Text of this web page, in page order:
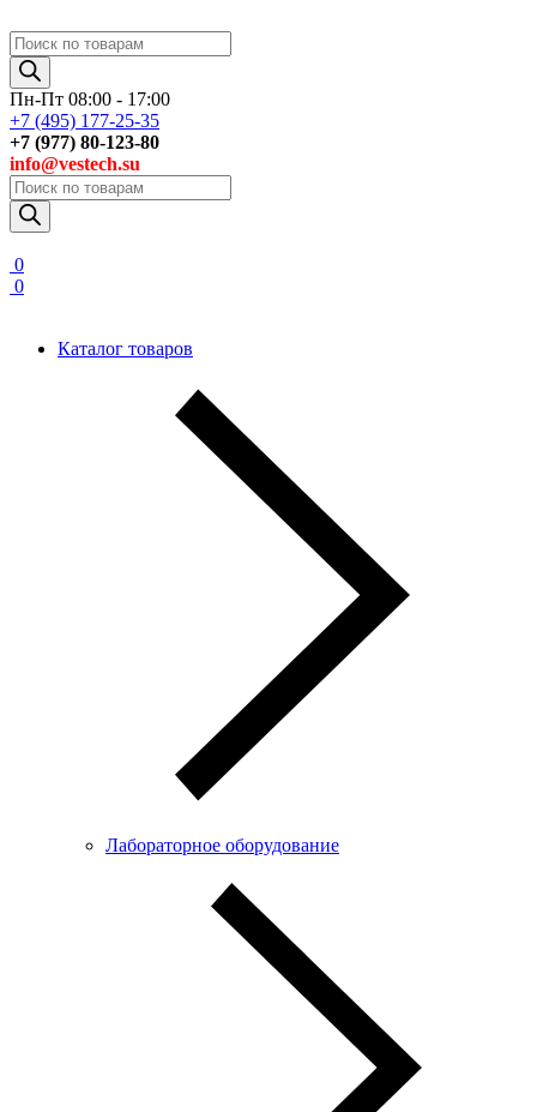
Поиск
товаров
Пн-Пт 08:00 - 17:00
+7 (495) 177-25-35
+7 (977) 80-123-80
info@vestech.su
Поиск
товаров
0
0
Каталог товаров
Лабораторное оборудование